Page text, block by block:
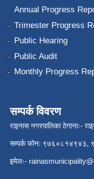
Annual Progress
Trimester Progress
Public Hearing
Public Audit
Monthly Progress
सम्पर्क विवरण
राइनास नगरपालिका ठेगानाः-
सम्पर्क फोन:
इमेलः-